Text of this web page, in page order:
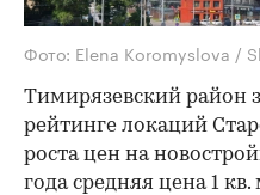
Фото: Elena Koromyslova /
Тимирязевский район
рейтинге локаций
роста цен на
года средняя цена 1